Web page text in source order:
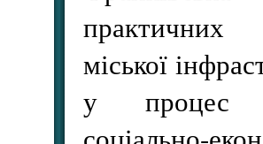
практичних
міської
у процес